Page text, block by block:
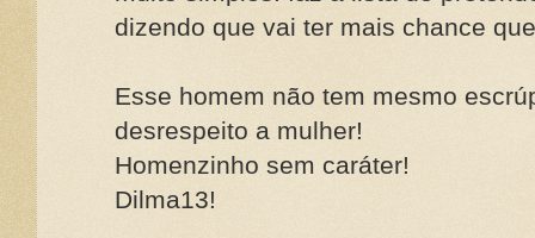
dizendo que vai ter mais chance
Esse homem não tem mesmo
desrespeito a mulher!
Homenzinho sem caráter!
Dilma13!